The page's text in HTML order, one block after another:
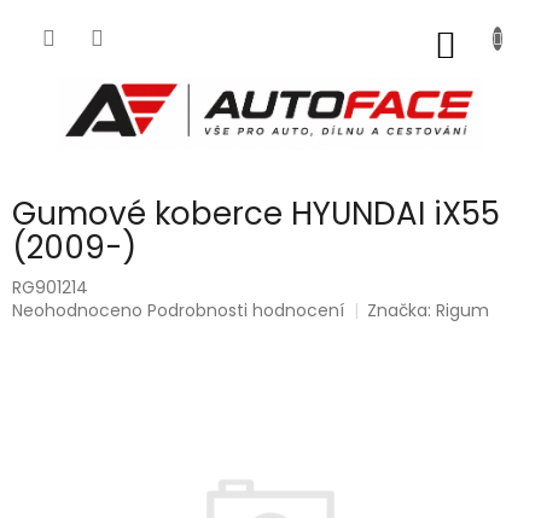
Gumové koberce HYUNDAI iX55
(2009-)
RG901214
Průměrné
Neohodnoceno Podrobnosti hodnocení Značka:Rigum